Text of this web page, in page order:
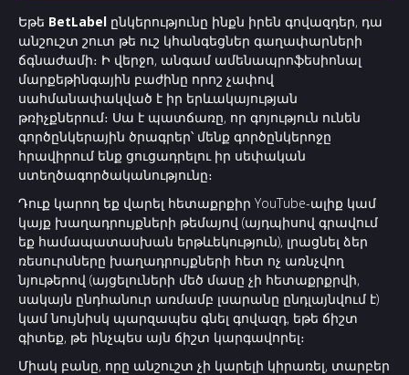
Եթե BetLabel ընկերությունը ինքն իրեն գովազդեր, դա
անշուշտ շուտ թե ուշ կհանգեցներ գաղափարների
ճգնաժամի։ Ի վերջո, անգամ ամենապրոֆեսիոնալ
մարքեթինգային բաժինը որոշ չափով
սահմանափակված է իր երևակայության
թռիչքներում։ Սա է պատճառը, որ գոյություն ունեն
գործընկերային ծրագրեր՝ մենք գործընկերոջը
հրավիրում ենք ցուցադրելու իր սեփական
ստեղծագործականությունը։
Դուք կարող եք վարել հետաքրքիր YouTube-ալիք կամ
կայք խաղադրույքների թեմայով (այդպիսով գրավում
եք համապատասխան երթևեկություն), լրացնել ձեր
ռեսուրսները խաղադրույքների հետ ոչ առնչվող
նյութերով (այցելուների մեծ մասը չի հետաքրքրվի,
սակայն ընդհանուր առմամբ լսարանը ընդլայնվում է)
կամ նույնիսկ պարզապես գնել գովազդ, եթե ճիշտ
գիտեք, թե ինչպես այն ճիշտ կարգավորել։
Միակ բանը, որը անշուշտ չի կարելի կիրառել, տարբեր